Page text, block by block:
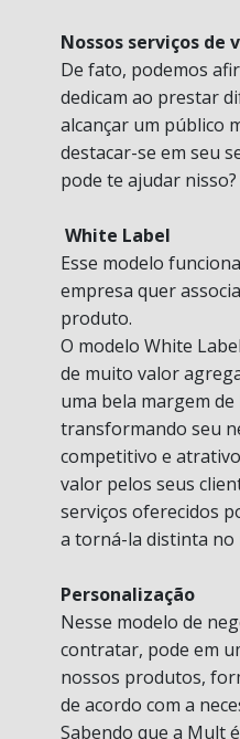
Nossos serviços de
De fato, podemos
dedicam ao prestar
alcançar um público
destacar-se em seu
pode te ajudar nisso?
White Label
Esse modelo
empresa quer
produto.
O modelo White
de muito valor
uma bela margem
transformando seu
competitivo e
valor pelos seus
serviços oferecidos
a torná-la distinta no
Personalização
Nesse modelo de
contratar, pode em
nossos produtos,
de acordo com a
Sabendo que a Mult